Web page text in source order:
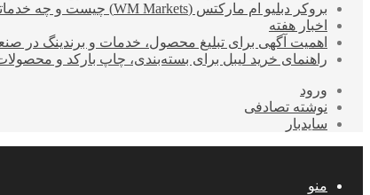
بروکر دبلیو ام مارکتس (WM Markets) چیست و چه خدماتی ارائه می‌دهد؟
اخبار هفته
اهمیت آگهی برای تبلیغ محصول، خدمات و برندینگ در
راهنمای خرید لیبل برای بسته‌بندی، چاپ بارکد و
ورود
نوشته تصادفی
سایدبار
منو